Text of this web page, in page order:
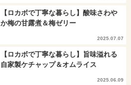
【ロカボで丁寧な暮らし】酸味さわや
か梅の甘露煮＆梅ゼリー
2025.07.07
【ロカボで丁寧な暮らし】旨味溢れる
自家製ケチャップ＆オムライス
2025.06.09